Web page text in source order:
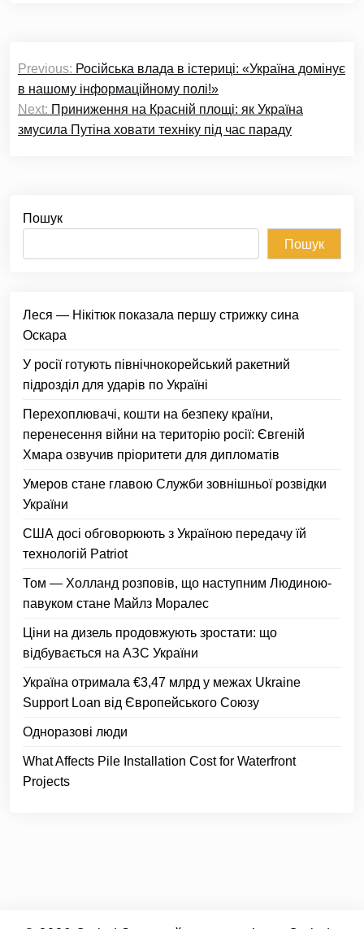
Навігація
записів
Previous: Російська влада в істериці: «Україна домінує
в нашому інформаційному полі!»
Next: Приниження на Красній площі: як Україна
змусила Путіна ховати техніку під час параду
Пошук
Пошук
Леся — Нікітюк показала першу стрижку сина
Оскара
У росії готують північнокорейський ракетний
підрозділ для ударів по Україні
Перехоплювачі, кошти на безпеку країни,
перенесення війни на територію росії: Євгеній
Хмара озвучив пріоритети для дипломатів
Умеров стане главою Служби зовнішньої розвідки
України
США досі обговорюють з Україною передачу їй
технологій Patriot
Том — Холланд розповів, що наступним Людиною-
павуком стане Майлз Моралес
Ціни на дизель продовжують зростати: що
відбувається на АЗС України
Україна отримала €3,47 млрд у межах Ukraine
Support Loan від Європейського Союзу
Одноразові люди
What Affects Pile Installation Cost for Waterfront
Projects